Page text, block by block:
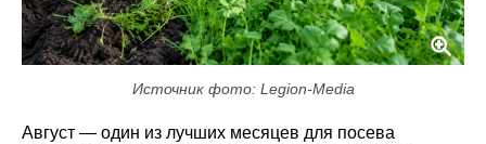
Источник фото: Legion-Media
Август — один из лучших месяцев для посева